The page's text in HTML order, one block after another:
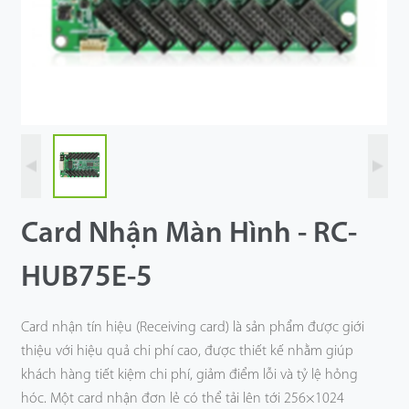
Công Nghệ
Card Nhận Màn Hình - RC-
HUB75E-5
Card nhận tín hiệu (Receiving card) là sản phẩm được giới
thiệu với hiệu quả chi phí cao, được thiết kế nhằm giúp
khách hàng tiết kiệm chi phí, giảm điểm lỗi và tỷ lệ hỏng
hóc. Một card nhận đơn lẻ có thể tải lên tới 256×1024